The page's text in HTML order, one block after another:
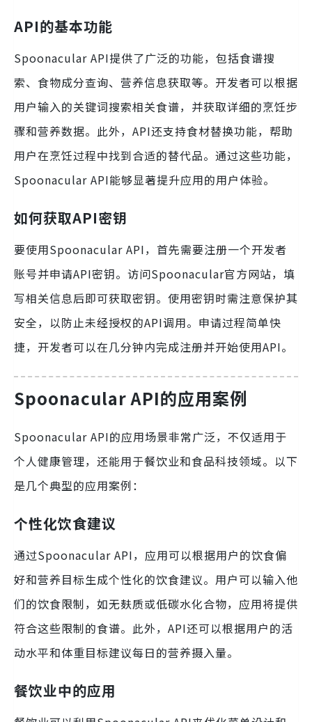
API的基本功能
Spoonacular API提供了广泛的功能，包括食谱搜
索、食物成分查询、营养信息获取等。开发者可以根据
用户输入的关键词搜索相关食谱，并获取详细的烹饪步
骤和营养数据。此外，API还支持食材替换功能，帮助
用户在烹饪过程中找到合适的替代品。通过这些功能，
Spoonacular API能够显著提升应用的用户体验。
如何获取API密钥
要使用Spoonacular API，首先需要注册一个开发者
账号并申请API密钥。访问Spoonacular官方网站，填
写相关信息后即可获取密钥。使用密钥时需注意保护其
安全，以防止未经授权的API调用。申请过程简单快
捷，开发者可以在几分钟内完成注册并开始使用API。
Spoonacular API的应用案例
Spoonacular API的应用场景非常广泛，不仅适用于
个人健康管理，还能用于餐饮业和食品科技领域。以下
是几个典型的应用案例：
个性化饮食建议
通过Spoonacular API，应用可以根据用户的饮食偏
好和营养目标生成个性化的饮食建议。用户可以输入他
们的饮食限制，如无麸质或低碳水化合物，应用将提供
符合这些限制的食谱。此外，API还可以根据用户的活
动水平和体重目标建议每日的营养摄入量。
餐饮业中的应用